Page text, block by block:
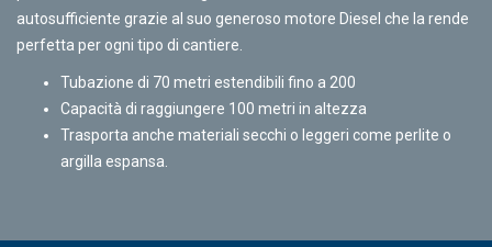
autosufficiente grazie al suo generoso motore Diesel che la rende
perfetta per ogni tipo di cantiere.
Tubazione di 70 metri estendibili fino a 200
Capacità di raggiungere 100 metri in altezza
Trasporta anche materiali secchi o leggeri come perlite o
argilla espansa.